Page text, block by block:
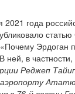
2021 года
Эрдоган
ней, в
Реджеп